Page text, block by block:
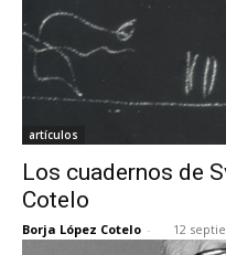
artículos
Los cuadernos de
Cotelo
Borja López Cotelo - 12